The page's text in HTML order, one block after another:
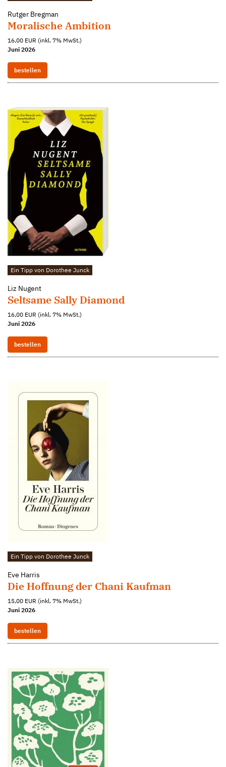
Rutger Bregman
Moralische Ambition
16,00 EUR (inkl. 7% MwSt.)
Juni 2026
bestellen
Ein Tipp von Dorothee Junck
Liz Nugent
Seltsame Sally Diamond
16,00 EUR (inkl. 7% MwSt.)
Juni 2026
bestellen
Ein Tipp von Dorothee Junck
Eve Harris
Die Hoffnung der Chani Kaufman
15,00 EUR (inkl. 7% MwSt.)
Juni 2026
bestellen